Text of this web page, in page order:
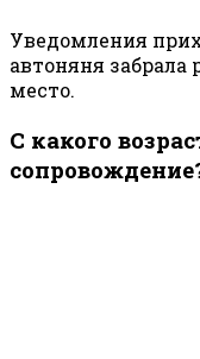
Уведомления
автоняня забрала
место.
С какого